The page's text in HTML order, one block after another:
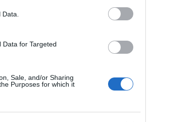
for Targeted
Sale, and/or Sharing
Purposes for which it
sector servicios
contraste, la
los sectores agrario
¿Te
homogéneo.
presentan una